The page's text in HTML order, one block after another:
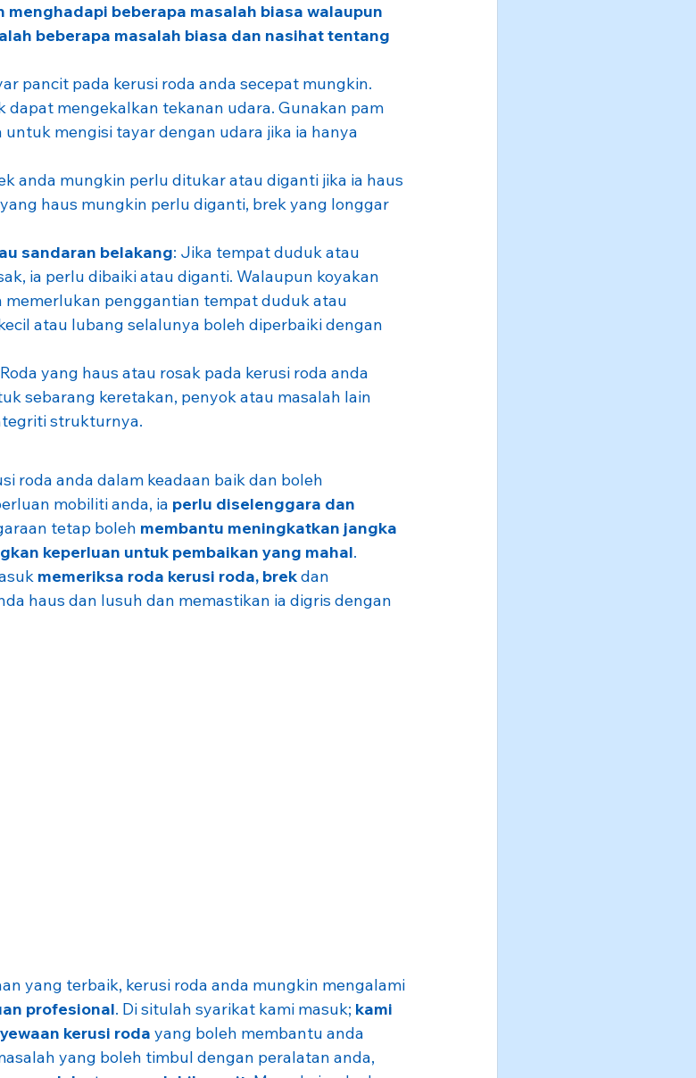
menghadapi beberapa masalah biasa walaupun
beberapa masalah biasa dan nasihat tentang
pancit pada kerusi roda anda secepat mungkin.
dapat mengekalkan tekanan udara. Gunakan pam
mengisi tayar dengan udara jika ia hanya
anda mungkin perlu ditukar atau diganti jika ia haus
haus mungkin perlu diganti, brek yang longgar
sandaran belakang: Jika tempat duduk atau
ia perlu dibaiki atau diganti. Walaupun koyakan
memerlukan penggantian tempat duduk atau
atau lubang selalunya boleh diperbaiki dengan
yang haus atau rosak pada kerusi roda anda
sebarang keretakan, penyok atau masalah lain
strukturnya.
roda anda dalam keadaan baik dan boleh
mobiliti anda, ia perlu diselenggara dan
tetap boleh membantu meningkatkan jangka
keperluan untuk pembaikan yang mahal.
memeriksa roda kerusi roda, brek dan
haus dan lusuh dan memastikan ia digris dengan
yang terbaik, kerusi roda anda mungkin mengalami
profesional. Di situlah syarikat kami masuk; kami
kerusi roda yang boleh membantu anda
yang boleh timbul dengan peralatan anda,